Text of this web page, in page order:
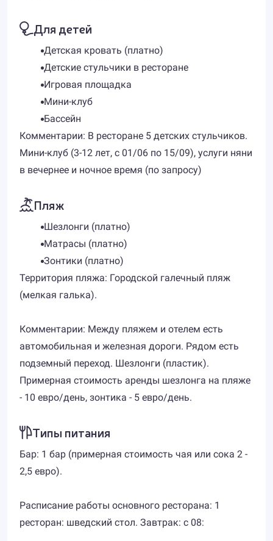
Для детей
Детская кровать (платно)
Детские стульчики в ресторане
Игровая площадка
Мини-клуб
Бассейн
Комментарии: В ресторане 5 детских стульчиков.
Мини-клуб (3-12 лет, с 01/06 по 15/09), услуги няни
в вечернее и ночное время (по запросу)
Пляж
Шезлонги (платно)
Матрасы (платно)
Зонтики (платно)
Территория пляжа: Городской галечный пляж
(мелкая галька).
Комментарии: Между пляжем и отелем есть
автомобильная и железная дороги. Рядом есть
подземный переход. Шезлонги (пластик).
Примерная стоимость аренды шезлонга на пляже
- 10 евро/день, зонтика - 5 евро/день.
Типы питания
Бар: 1 бар (примерная стоимость чая или сока 2 -
2,5 евро).
Расписание работы основного ресторана: 1
ресторан: шведский стол. Завтрак: с 08: